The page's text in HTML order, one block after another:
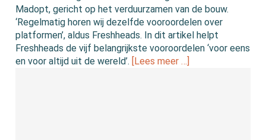
Madopt, gericht op het verduurzamen van de bouw.
‘Regelmatig horen wij dezelfde vooroordelen over
platformen’, aldus Freshheads. In dit artikel helpt
Freshheads de vijf belangrijkste vooroordelen ‘voor eens
en voor altijd uit de wereld’. [Lees meer …]